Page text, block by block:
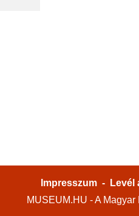
Impresszum -
Levél
MUSEUM.HU - A